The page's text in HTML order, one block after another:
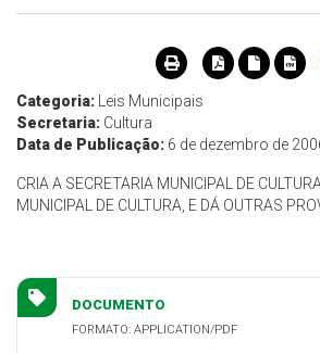
Categoria:
Leis Municipais
Secretaria: Cultura
Data de Publicação: 6 de dezembro de
CRIA A SECRETARIA MUNICIPAL DE
MUNICIPAL DE CULTURA, E DÁ OUTRAS
DOCUMENTO
FORMATO: APPLICATION/PDF